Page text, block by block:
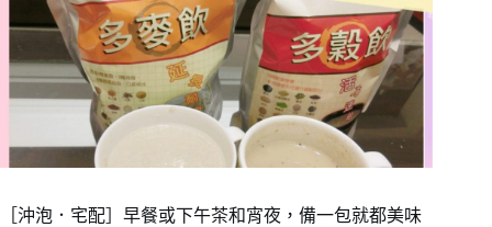
［沖泡．宅配］早餐或下午茶和宵夜，備一包就都美味